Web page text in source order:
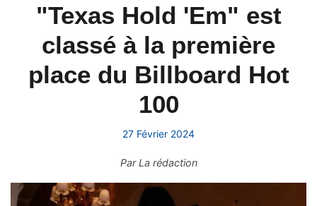
"Texas Hold 'Em" est
classé à la première
place du Billboard Hot
100
27 Février 2024
ParLa rédaction